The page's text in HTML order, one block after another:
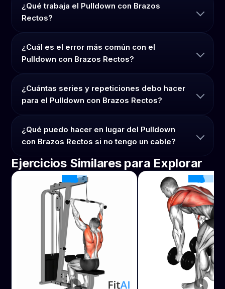
¿Qué trabaja el Pulldown con Brazos
Rectos?
¿Cuál es el error más común con el
Pulldown con Brazos Rectos?
¿Cuántas series y repeticiones debo hacer
para el Pulldown con Brazos Rectos?
¿Qué puedo hacer en lugar del Pulldown
con Brazos Rectos si no tengo un cable?
Ejercicios Similares para Explorar